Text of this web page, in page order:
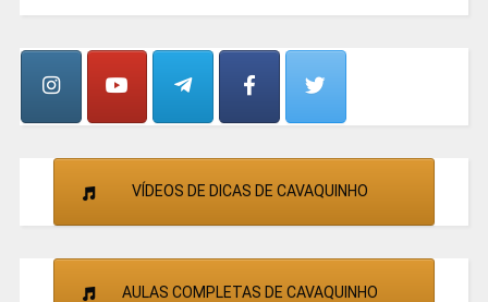
CANTORES
VÍDEOS DE DICAS DE CAVAQUINHO
AULAS COMPLETAS DE CAVAQUINHO